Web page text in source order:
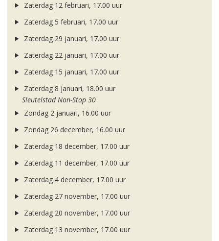
Zaterdag 12 februari, 17.00 uur
Zaterdag 5 februari, 17.00 uur
Zaterdag 29 januari, 17.00 uur
Zaterdag 22 januari, 17.00 uur
Zaterdag 15 januari, 17.00 uur
Zaterdag 8 januari, 18.00 uur
Sleutelstad Non-Stop 30
Zondag 2 januari, 16.00 uur
Zondag 26 december, 16.00 uur
Zaterdag 18 december, 17.00 uur
Zaterdag 11 december, 17.00 uur
Zaterdag 4 december, 17.00 uur
Zaterdag 27 november, 17.00 uur
Zaterdag 20 november, 17.00 uur
Zaterdag 13 november, 17.00 uur